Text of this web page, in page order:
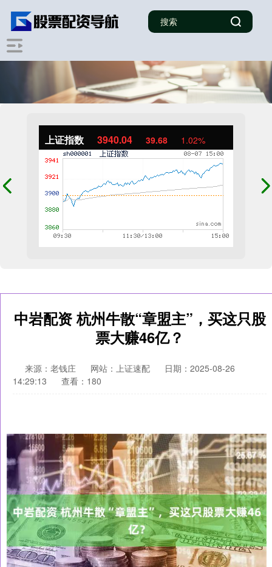
上证指数 3940.04 39.68 1.02%
中岩配资 杭州牛散“章盟主”，买这只股
票大赚46亿？
来源：老钱庄 网站：上证速配
日期：2025-08-26
14:29:13
查看：180